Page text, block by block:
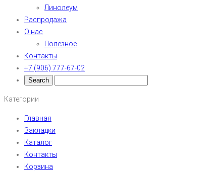
Линолеум
Распродажа
О нас
Полезное
Контакты
+7 (906) 777-67-02
Категории
Главная
Закладки
Каталог
Контакты
Корзина